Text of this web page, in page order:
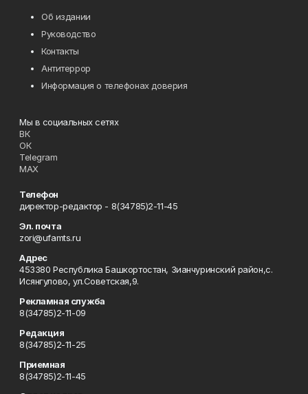
Об издании
Руководство
Контакты
Антитеррор
Информация о телефонах доверия
Мы в социальных сетях
ВК
ОК
Telegram
MAX
Телефон
директор-редактор - 8(34785)2-11-45
Эл. почта
zori@ufamts.ru
Адрес
453380 Республика Башкортостан, Зианчуринский район,с.
Исянгулово, ул.Советская,9.
Рекламная служба
8(34785)2-11-09
Редакция
8(34785)2-11-25
Приемная
8(34785)2-11-45